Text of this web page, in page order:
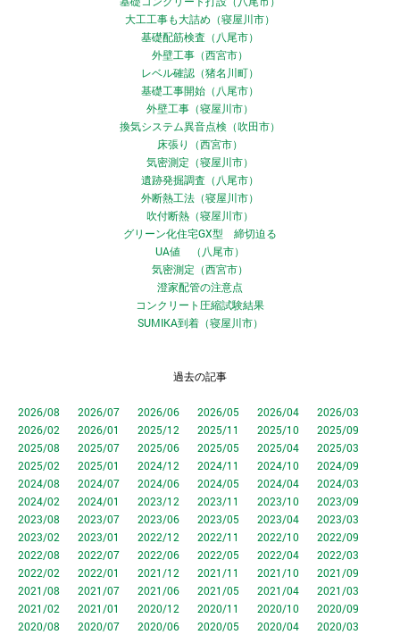
大工工事も大詰め（寝屋川市）
基礎配筋検査（八尾市）
外壁工事（西宮市）
レベル確認（猪名川町）
基礎工事開始（八尾市）
外壁工事（寝屋川市）
換気システム異音点検（吹田市）
床張り（西宮市）
気密測定（寝屋川市）
遺跡発掘調査（八尾市）
外断熱工法（寝屋川市）
吹付断熱（寝屋川市）
グリーン化住宅GX型 締切迫る
UA値 （八尾市）
気密測定（西宮市）
澄家配管の注意点
コンクリート圧縮試験結果
SUMIKA到着（寝屋川市）
過去の記事
2026/08 2026/07 2026/06 2026/05 2026/04
2026/03
2026/02
2026/01 2025/12 2025/11 2025/10
2025/09
2025/08
2025/07 2025/06 2025/05 2025/04
2025/03
2025/02
2025/01 2024/12 2024/11 2024/10
2024/09
2024/08
2024/07 2024/06 2024/05 2024/04
2024/03
2024/02
2024/01 2023/12 2023/11 2023/10
2023/09
2023/08
2023/07 2023/06 2023/05 2023/04
2023/03
2023/02
2023/01 2022/12 2022/11 2022/10
2022/09
2022/08
2022/07 2022/06 2022/05 2022/04
2022/03
2022/02
2022/01 2021/12 2021/11 2021/10
2021/09
2021/08
2021/07 2021/06 2021/05 2021/04
2021/03
2021/02
2021/01 2020/12 2020/11 2020/10
2020/09
2020/08
2020/07 2020/06 2020/05 2020/04
2020/03